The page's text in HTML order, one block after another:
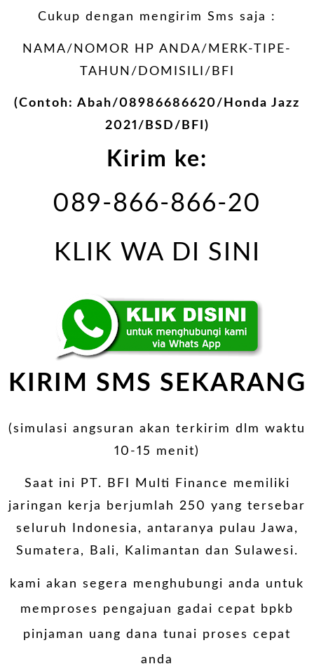
Cukup dengan mengirim Sms saja :
NAMA/NOMOR HP ANDA/MERK-TIPE-
TAHUN/DOMISILI/BFI
(Contoh: Abah/08986686620/Honda Jazz
2021/BSD/BFI)
Kirim ke:
089-866-866-20
KLIK WA DI SINI
KIRIM SMS SEKARANG
(simulasi angsuran akan terkirim dlm waktu
10-15 menit)
Saat ini PT. BFI Multi Finance memiliki
jaringan kerja berjumlah 250 yang tersebar
seluruh Indonesia, antaranya pulau Jawa,
Sumatera, Bali, Kalimantan dan Sulawesi.
kami akan segera menghubungi anda untuk
memproses pengajuan gadai cepat bpkb
pinjaman uang dana tunai proses cepat
anda